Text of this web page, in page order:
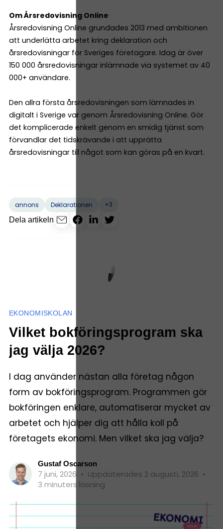
Om Årsredovisning Online
Årsredovisning Online grundades 2013 med ambitionen
att underlätta arbetet kring deklaration och
årsredovisningar för Sveriges företagare. Idag är över
150 000 årsredovisningar inlämnade via systemet av 40
000+ användare.
Den allra första årsredovisningen som lämnades in
digitalt i Sverige var genom Årsredovisning Online. Gör
det komplicerade enkelt genom en smidig tjänst som
förvandlar det tidskrävande i att upprätta
årsredovisningar till något som kan göras på en kvart.
annons Deklarationen
+3
Dela artikeln
EKONOMISKOLAN
Vilket bokföringsprogram ska
jag välja 2026?
I dag använder nästan alla företag någon
form av bokföringsprogram. Programmen gör
bokföringen enklare, automatiserar mycket av
arbetet och hjälper dig att hålla koll på
företagets ekonomi. Men vilket ska jag välja?
Gustaf Oscarson
7 juni, 2026 • Uppdaterades 2 augusti, 2026 •
3 minuters läsning